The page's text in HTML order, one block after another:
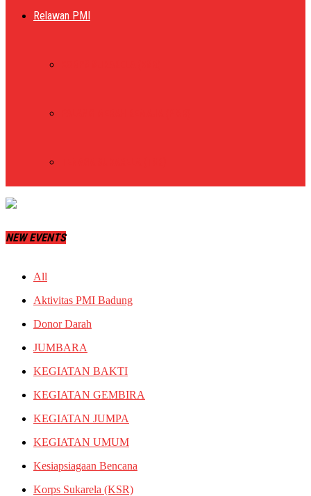
Relawan PMI
NEW EVENTS
All
Aktivitas PMI Badung
Donor Darah
JUMBARA
KEGIATAN BAKTI
KEGIATAN GEMBIRA
KEGIATAN JUMPA
KEGIATAN UMUM
Kesiapsiagaan Bencana
Korps Sukarela (KSR)